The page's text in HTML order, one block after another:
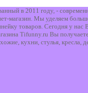
в 2011 году, -
магазин. Мы уделяем
товаров. Сегодня у
Tifunny.ru Вы
кухни, стулья, кресла,